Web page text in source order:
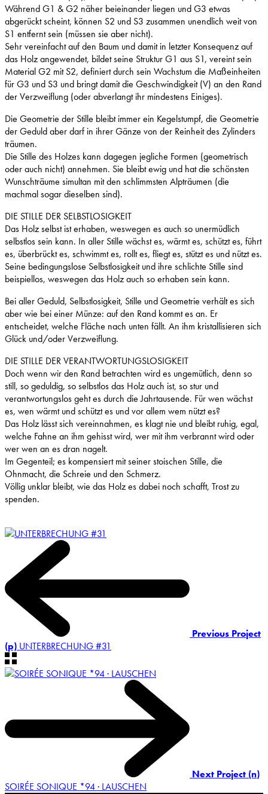
Während G1 & G2 näher beieinander liegen und G3 etwas
abgerückt scheint, können S2 und S3 zusammen unendlich weit von
S1 entfernt sein (müssen sie aber nicht).
Sehr vereinfacht auf den Baum und damit in letzter Konsequenz auf
das Holz angewendet, bildet seine Struktur G1 aus S1, vereint sein
Material G2 mit S2, definiert durch sein Wachstum die Maßeinheiten
für G3 und S3 und bringt damit die Geschwindigkeit (V) an den Rand
der Verzweiflung (oder abverlangt ihr mindestens Einiges).
Die Geometrie der Stille bleibt immer ein Kegelstumpf, die Geometrie
der Geduld aber darf in ihrer Gänze von der Reinheit des Zylinders
träumen.
Die Stille des Holzes kann dagegen jegliche Formen (geometrisch
oder auch nicht) annehmen. Sie bleibt ewig und hat die schönsten
Wunschträume simultan mit den schlimmsten Alpträumen (die
machmal sogar dieselben sind).
DIE STILLE DER SELBSTLOSIGKEIT
Das Holz selbst ist erhaben, weswegen es auch so unermüdlich
selbstlos sein kann. In aller Stille wächst es, wärmt es, schützt es, führt
es, überbrückt es, schwimmt es, rollt es, fliegt es, stützt es und nützt es.
Seine bedingungslose Selbstlosigkeit und ihre schlichte Stille sind
beispiellos, weswegen das Holz auch so erhaben sein kann.
Bei aller Geduld, Selbstlosigkeit, Stille und Geometrie verhält es sich
aber wie bei einer Münze: auf den Rand kommt es an. Er
entscheidet, welche Fläche nach unten fällt. An ihm kristallisieren sich
Glück und/oder Verzweiflung.
DIE STILLE DER VERANTWORTUNGSLOSIGKEIT
Doch wenn wir den Rand betrachten wird es ungemütlich, denn so
still, so geduldig, so selbstlos das Holz auch ist, so stur und
verantwortungslos geht es durch die Jahrtausende. Für wen wächst
es, wen wärmt und schützt es und vor allem wem nützt es?
Das Holz lässt sich vereinnahmen, es klagt nie und bleibt ruhig, egal,
welche Fahne an ihm gehisst wird, wer mit ihm verbrannt wird oder
wer wen an es dran nagelt.
Im Gegenteil; es kompensiert mit seiner stoischen Stille, die
Ohnmacht, die Schreie und den Schmerz.
Völlig unklar bleibt, wie das Holz es dabei noch schafft, Trost zu
spenden.
Previous Project
(p) UNTERBRECHUNG #31
Next Project (n)
SOIRÉE SONIQUE *94 · LAUSCHEN